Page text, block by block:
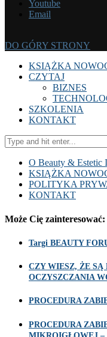
Youtube
Email
DO GÓRY STRONY
KSIĄŻKA
CZYTAJ
BIZNES
SZKOLENIA
KONTAKT
O Beauty & Estetic
KSIĄŻKA
POLITYKA
KONTAKT
Może Cię zainteresować:
Targi BEAUTY
CZY WIESZ, ŻE SĄ
OCZYSZCZANIA
PROCEDURA
PROCEDURA